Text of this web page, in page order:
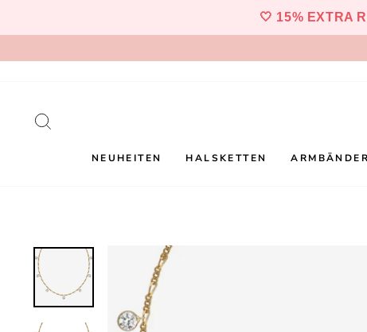
🤍 15% EXTRA
NEUHEITEN HALSKETTEN ARMBÄNDER